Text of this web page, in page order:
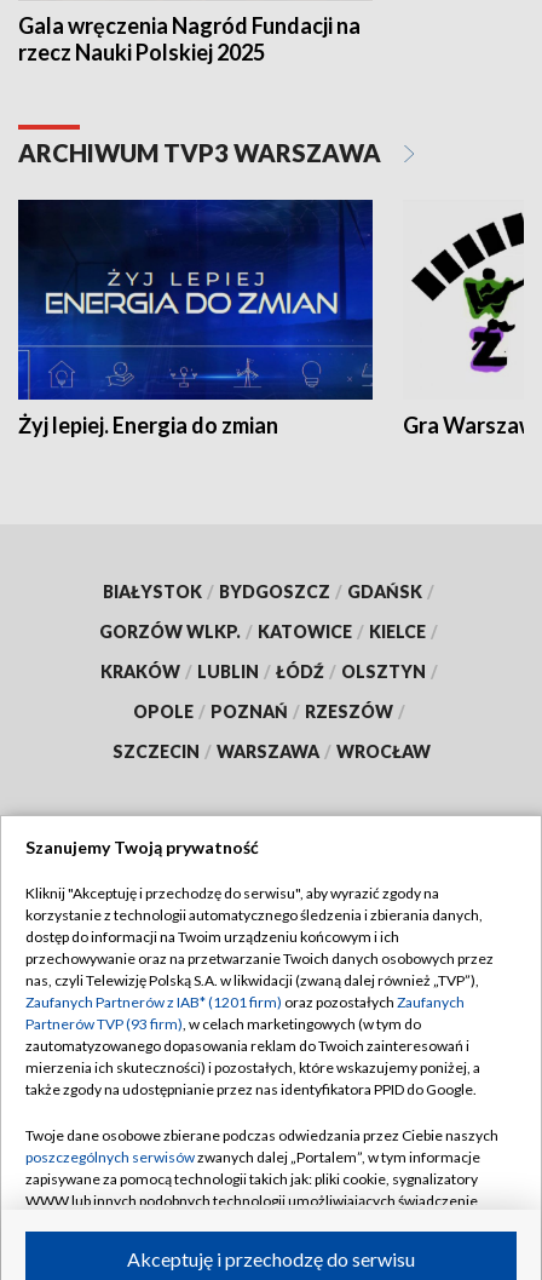
Gala wręczenia Nagród Fundacji na
rzecz Nauki Polskiej 2025
ARCHIWUM TVP3 WARSZAWA
Żyj lepiej. Energia do zmian Gra
BIAŁYSTOK / BYDGOSZCZ / GDAŃSK /
GORZÓW WLKP. / KATOWICE / KIELCE /
KRAKÓW / LUBLIN / ŁÓDŹ / OLSZTYN /
OPOLE / POZNAŃ / RZESZÓW /
SZCZECIN / WARSZAWA / WROCŁAW
TVP
Abonament TVP
Emisja w TVP
Centrum informacji TVP
Naziemna Telewizja Cyfrowa
Rada Programowa
System NOS
Informacje o nadawcy
Program dla prasy
Regulamin TVP
Polityka prywatności
Moje zgody
Pomoc
Kontakt
Kanały
Szanujemy Twoją prywatność
Kliknij "Akceptuję i przechodzę do serwisu", aby wyrazić zgody na
korzystanie z technologii automatycznego śledzenia i zbierania danych,
dostęp do informacji na Twoim urządzeniu końcowym i ich
przechowywanie oraz na przetwarzanie Twoich danych osobowych przez
nas, czyli Telewizję Polską S.A. w likwidacji (zwaną dalej również „TVP”),
Zaufanych Partnerów z IAB* (1201 firm) oraz pozostałych Zaufanych
Partnerów TVP (93 firm), w celach marketingowych (w tym do
zautomatyzowanego dopasowania reklam do Twoich zainteresowań i
mierzenia ich skuteczności) i pozostałych, które wskazujemy poniżej, a
także zgody na udostępnianie przez nas identyfikatora PPID do Google.
Twoje dane osobowe zbierane podczas odwiedzania przez Ciebie naszych
poszczególnych serwisówzwanych dalej „Portalem”, w tym informacje
zapisywane za pomocą technologii takich jak: pliki cookie, sygnalizatory
WWW lub innych podobnych technologii umożliwiających świadczenie
ruchu w Internecie.Akceptuję i przechodzę do serwisu